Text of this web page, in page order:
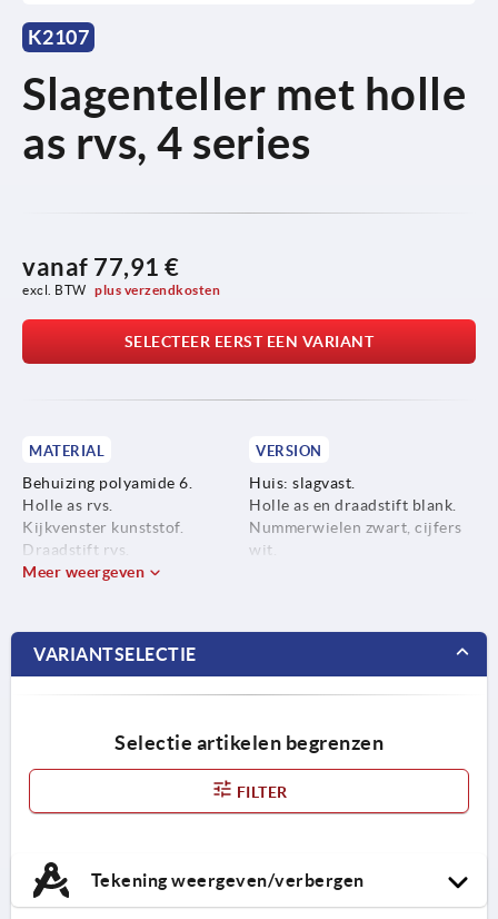
K2107
Slagenteller met holle
as rvs, 4 series
vanaf 77,91 €
excl. BTW plus verzendkosten
SELECTEER EERST EEN VARIANT
MATERIAL
Behuizing polyamide 6.
Holle as rvs.
Kijkvenster kunststof.
Draadstift rvs.
VERSION
Huis: slagvast.
Holle as en draadstift blank.
Nummerwielen zwart, cijfers
wit.
Meer weergeven
VARIANTSELECTIE
Selectie artikelen begrenzen
FILTER
Tekening weergeven/verbergen